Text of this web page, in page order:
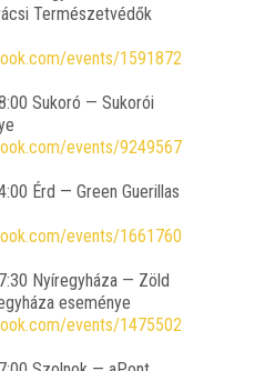
Ter­mé­szet­vé­dők
events/1591872
Suko­ró — Sukor­ói
events/9249567
Érd — Green Gue­ril­las
events/1661760
Nyír­egy­há­za — Zöld
ese­mé­nye
events/1475502